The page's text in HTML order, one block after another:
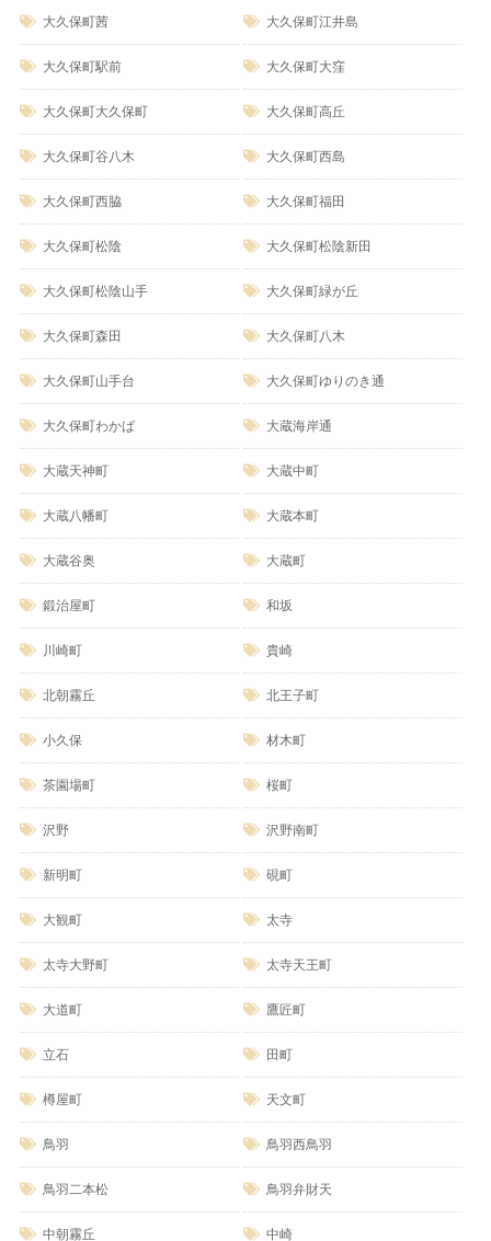
大久保町茜 大久保町江井島
大久保町駅前 大久保町大窪
大久保町大久保町 大久保町高丘
大久保町谷八木 大久保町西島
大久保町西脇 大久保町福田
大久保町松陰 大久保町松陰新田
大久保町松陰山手 大久保町緑が丘
大久保町森田 大久保町八木
大久保町山手台 大久保町ゆりのき通
大久保町わかば 大蔵海岸通
大蔵天神町 大蔵中町
大蔵八幡町 大蔵本町
大蔵谷奥 大蔵町
鍛治屋町 和坂
川崎町 貴崎
北朝霧丘 北王子町
小久保 材木町
茶園場町 桜町
沢野 沢野南町
新明町 硯町
大観町 太寺
太寺大野町 太寺天王町
大道町 鷹匠町
立石 田町
樽屋町 天文町
鳥羽 鳥羽西鳥羽
鳥羽二本松 鳥羽弁財天
中朝霧丘 中崎